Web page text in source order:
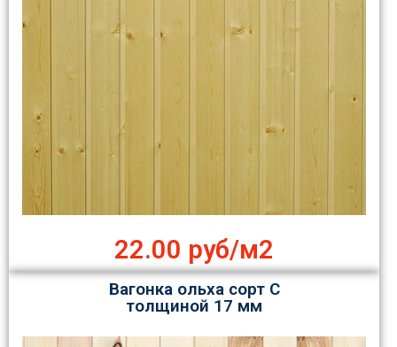
22.00 руб/м2
Вагонка ольха сорт С
толщиной 17 мм